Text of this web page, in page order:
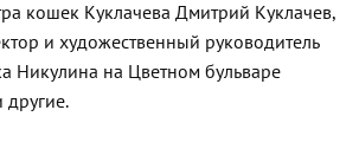
кошек Куклачева Дмитрий Куклачев,
и художественный руководитель
Никулина на Цветном бульваре